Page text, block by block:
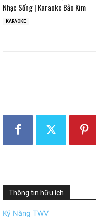
Nhạc Sống | Karaoke Bảo Kim
KARAOKE
Thông tin hữu ích
Kỹ Năng TWV